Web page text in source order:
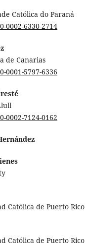
Católica do Paraná
0002-6330-2714
de Canarias
0001-5797-6336
0002-7124-0162
Católica de Puerto Rico
Católica de Puerto Rico